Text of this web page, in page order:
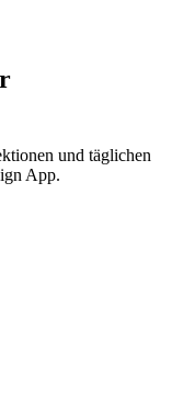
und täglichen
App.